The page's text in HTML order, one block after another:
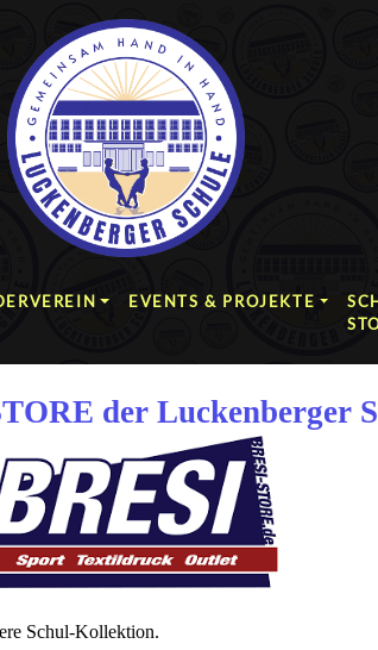
EVENTS & PROJEKTE
der Luckenberger
Schul-Kollektion.